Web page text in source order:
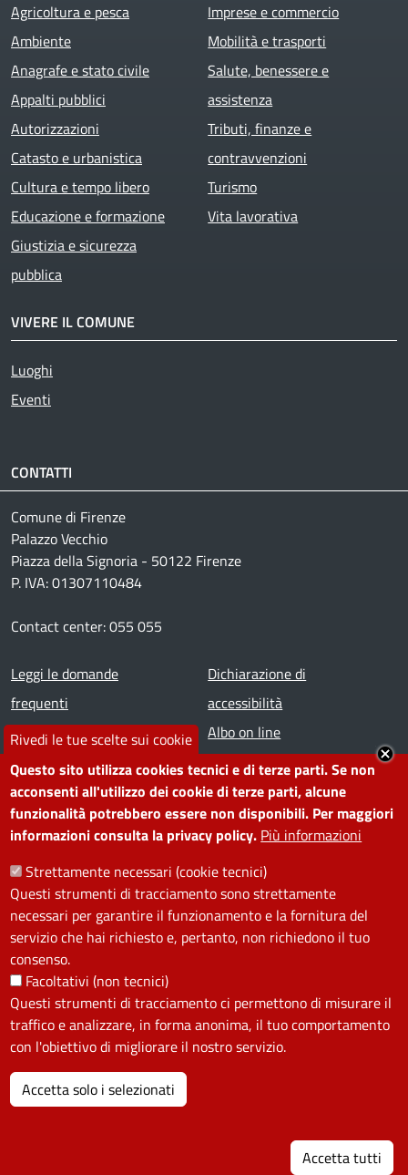
Rivedi le tue scelte sui cookie
Questo sito utilizza cookies tecnici e di terze parti. Se non
acconsenti all'utilizzo dei cookie di terze parti, alcune
funzionalità potrebbero essere non disponibili. Per maggiori
informazioni consulta la privacy policy. Più informazioni
Strettamente necessari (cookie tecnici)
Questi strumenti di tracciamento sono strettamente
necessari per garantire il funzionamento e la fornitura del
servizio che hai richiesto e, pertanto, non richiedono il tuo
consenso.
Facoltativi (non tecnici)
Questi strumenti di tracciamento ci permettono di misurare il
traffico e analizzare, in forma anonima, il tuo comportamento
con l'obiettivo di migliorare il nostro servizio.
Accetta solo i selezionati
Accetta tutti
Agricoltura e pesca
Ambiente
Anagrafe e stato civile
Appalti pubblici
Autorizzazioni
Catasto e urbanistica
Cultura e tempo libero
Educazione e formazione
Giustizia e sicurezza
pubblica
Imprese e commercio
Mobilità e trasporti
Salute, benessere e
assistenza
Tributi, finanze e
contravvenzioni
Turismo
Vita lavorativa
VIVERE IL COMUNE
Luoghi
Eventi
CONTATTI
Comune di Firenze
Palazzo Vecchio
Piazza della Signoria - 50122 Firenze
P. IVA: 01307110484
Contact center: 055 055
Footer menu
Leggi le domande
frequenti
Prenota appuntamento
Segnala disservizio
Amministrazione
trasparente
Note legali
Dichiarazione di
accessibilità
Albo on line
Redazione web
Piano di miglioramento dei
servizi
Contatti
SEGUICI SU
Facebook
Instagram
YouTube
Telegram
WhatsApp
TwitterLinkedin
PRIVACY
Useful links section
La Privacy nel Comune
PRIVACY